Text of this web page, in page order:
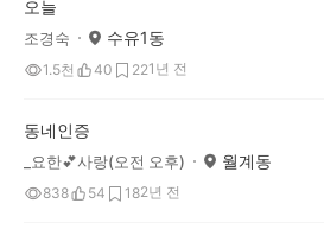
오늘
조경숙 수유1동
1.5천 40 221년 전
동네인증
_요한💕사랑(오전 오후) 월계동
838 54 182년 전